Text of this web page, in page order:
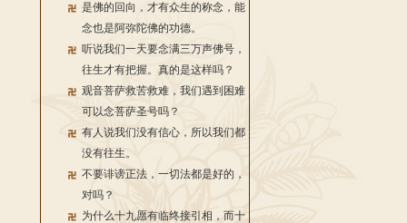
是佛的回向，才有众生的称念，能
念也是阿弥陀佛的功德。
听说我们一天要念满三万声佛号，
往生才有把握。真的是这样吗？
观音菩萨救苦救难，我们遇到困难
可以念菩萨圣号吗？
有人说我们没有信心，所以我们都
没有往生。
不要诽谤正法，一切法都是好的，
对吗？
为什么十九愿有临终接引相，而十